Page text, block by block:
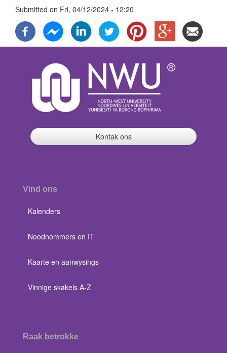
Submitted on Fri, 04/12/2024 - 12:20
Kontak ons
Vind ons
Kalenders
Noodnommers en IT
Kaarte en aanwysings
Vinnige skakels A-Z
Raak betrokke